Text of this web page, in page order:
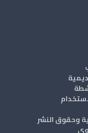
وحقوق النشر